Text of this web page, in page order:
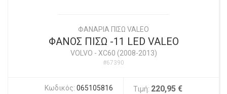
ΦΑΝΑΡΙΑ ΠΙΣΩ VALEO
ΦΑΝΟΣ ΠΙΣΩ -11 LED VALEO
VOLVO - XC60 (2008-2013)
#67390
Κωδικός: 065105816 Τιμή: 220,95 €